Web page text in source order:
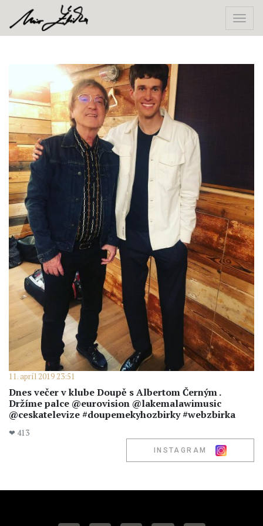
11. apríl 2019 23:51
Dnes večer v klube Doupě s Albertom Černým .
Držíme palce @eurovision @lakemalawimusic
@ceskatelevize #doupemekyhozbirky #webzbirka
❤ 413
INSTAGRAM